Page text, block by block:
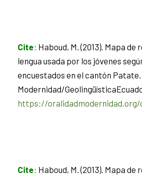
Cite: Haboud, M. (2013). Mapa
lengua usada por los jóvenes
encuestados en el cantón
Modernidad/
https://
Cite: Haboud, M. (2013). Mapa